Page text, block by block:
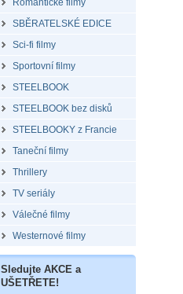
Romantické filmy
SBĚRATELSKÉ EDICE
Sci-fi filmy
Sportovní filmy
STEELBOOK
STEELBOOK bez disků
STEELBOOKY z Francie
Taneční filmy
Thrillery
TV seriály
Válečné filmy
Westernové filmy
Sledujte AKCE a
UŠETŘETE!